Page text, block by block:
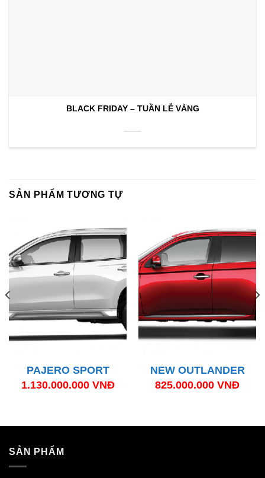
BLACK FRIDAY – TUẦN LỄ VÀNG
SẢN PHẨM TƯƠNG TỰ
PAJERO SPORT
1.130.000.000 VNĐ
NEW OUTLANDER
825.000.000 VNĐ
SẢN PHẨM